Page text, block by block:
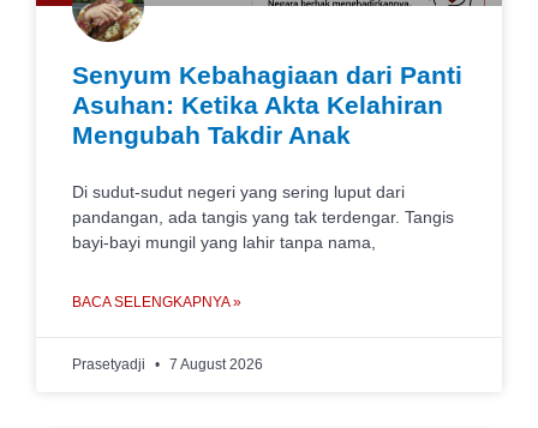
Senyum Kebahagiaan dari Panti
Asuhan: Ketika Akta Kelahiran
Mengubah Takdir Anak
Di sudut-sudut negeri yang sering luput dari
pandangan, ada tangis yang tak terdengar. Tangis
bayi-bayi mungil yang lahir tanpa nama,
BACA SELENGKAPNYA »
Prasetyadji 7 August 2026